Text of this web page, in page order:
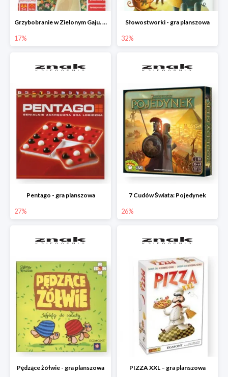
Grzybobranie w Zielonym Gaju. Gra planszowa
17%
Słowostworki - gra planszowa
32%
Pentago - gra planszowa
27%
7 Cudów Świata: Pojedynek
26%
Pędzące żółwie - gra planszowa PIZZA XXL – gra planszowa